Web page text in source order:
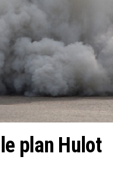
plan Hulot